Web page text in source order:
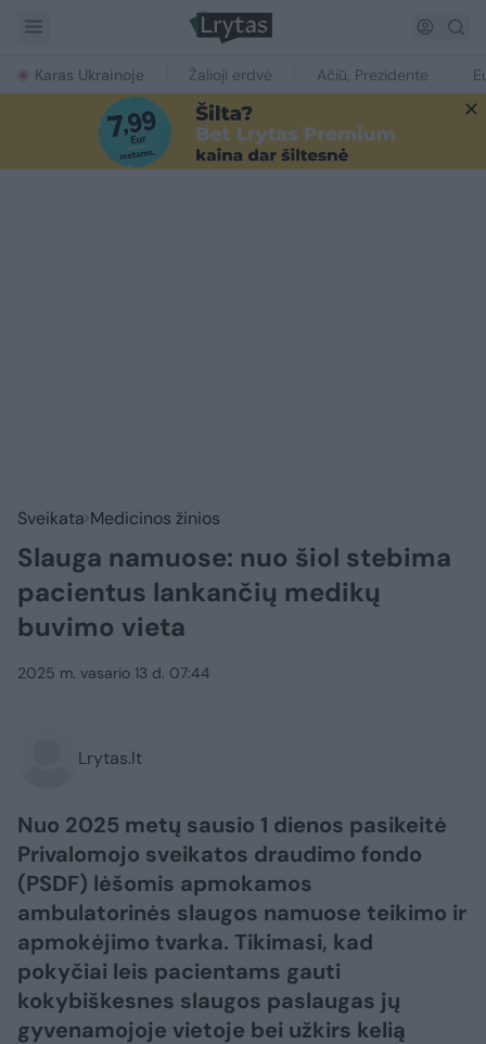
Karas Ukrainoje Žalioji erdvė Ačiū, Prezidente
Sveikata Medicinos žinios
Slauga namuose: nuo šiol stebima
pacientus lankančių medikų
buvimo vieta
2025 m. vasario 13 d. 07:44
Lrytas.lt
Nuo 2025 metų sausio 1 dienos pasikeitė
Privalomojo sveikatos draudimo fondo
(PSDF) lėšomis apmokamos
ambulatorinės slaugos namuose teikimo ir
apmokėjimo tvarka. Tikimasi, kad
pokyčiai leis pacientams gauti
kokybiškesnes slaugos paslaugas jų
gyvenamojoje vietoje bei užkirs kelią